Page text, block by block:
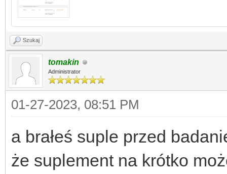
Szukaj
tomakin
Administrator
01-27-2023, 08:51 PM
a brałeś suple przed
że suplement na krótko